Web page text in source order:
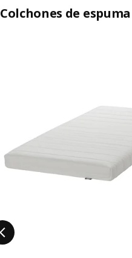
Colchones de espuma